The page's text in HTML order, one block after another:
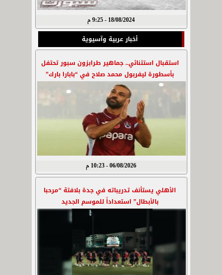
18/08/2024 - 9:25 م
أخبار عربية وآسيوية
استقبال استثنائي.. جماهير طرابزون سبور تحتفل
بأسطورة ليفربول محمد صلاح في “بابارا بارك”
06/08/2026 - 10:23 م
الأهلي يستأنف تدريباته في جدة بلافتة “مرحبا
بالأبطال” استعداداً للموسم الجديد